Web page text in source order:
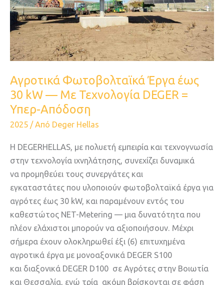
Αγροτικά Φωτοβολταϊκά Έργα έως
30 kW — Με Τεχνολογία DEGER =
Υπερ-Απόδοση
2025 / Από Deger Hellas
Η DEGERHELLAS, με πολυετή εμπειρία και τεχνογνωσία
στην τεχνολογία ιχνηλάτησης, συνεχίζει δυναμικά
να προμηθεύει τους συνεργάτες και
εγκαταστάτες που υλοποιούν φωτοβολταϊκά έργα για
αγρότες έως 30 kW, και παραμένουν εντός του
καθεστώτος NET-Metering — μια δυνατότητα που
πλέον ελάχιστοι μπορούν να αξιοποιήσουν. Μέχρι
σήμερα έχουν ολοκληρωθεί έξι (6) επιτυχημένα
αγροτικά έργα με μονοαξονικά DEGER S100
και διαξονικά DEGER D100 σε Αγρότες στην Βοιωτία
και Θεσσαλία, ενώ τρία ακόμη βρίσκονται σε φάση
Υπερ-
Απόδοση